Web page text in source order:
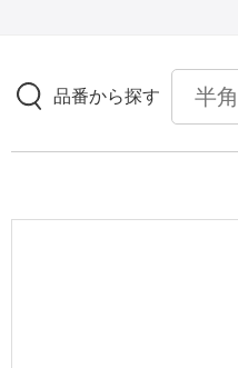
壁紙
品番から探す